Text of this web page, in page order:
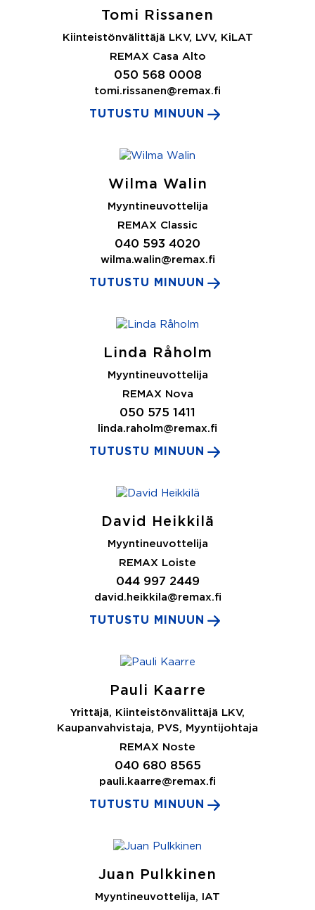
Tomi Rissanen
Kiinteistönvälittäjä LKV, LVV, KiLAT
REMAX Casa Alto
050 568 0008
tomi.rissanen@remax.fi
TUTUSTU MINUUN
Wilma Walin
Myyntineuvottelija
REMAX Classic
040 593 4020
wilma.walin@remax.fi
TUTUSTU MINUUN
Linda Råholm
Myyntineuvottelija
REMAX Nova
050 575 1411
linda.raholm@remax.fi
TUTUSTU MINUUN
David Heikkilä
Myyntineuvottelija
REMAX Loiste
044 997 2449
david.heikkila@remax.fi
TUTUSTU MINUUN
Pauli Kaarre
Yrittäjä, Kiinteistönvälittäjä LKV,
Kaupanvahvistaja, PVS, Myyntijohtaja
REMAX Noste
040 680 8565
pauli.kaarre@remax.fi
TUTUSTU MINUUN
Juan Pulkkinen
Myyntineuvottelija, IAT